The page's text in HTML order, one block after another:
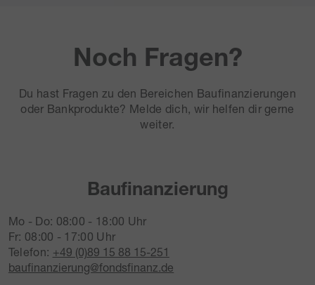
Noch Fragen?
Du hast Fragen zu den Bereichen Baufinanzierungen
oder Bankprodukte? Melde dich, wir helfen dir gerne
weiter.
Baufinanzierung
Mo - Do: 08:00 - 18:00 Uhr
Fr: 08:00 - 17:00 Uhr
Telefon: +49 (0)89 15 88 15-251
baufinanzierung@fondsfinanz.de